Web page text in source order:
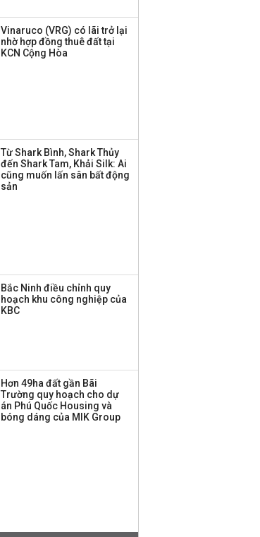
trang, phụ kiện cao cấp
Hãng kim cương tài trợ
Lãi thuần từ dịch vụ
nhiều ngân hàng tăng
ba chữ số trong nửa
đầu năm:
Vinaruco (VRG) có lãi trở lại
nhờ hợp đồng thuê đất tại
KCN Cộng Hòa
Từ Shark Bình, Shark Thủy
đến Shark Tam, Khải Silk: Ai
cũng muốn lấn sân bất động
sản
Bắc Ninh điều chỉnh quy
hoạch khu công nghiệp của
KBC
Hơn 49ha đất gần Bãi
Trường quy hoạch cho dự
án Phú Quốc Housing và
bóng dáng của MIK Group